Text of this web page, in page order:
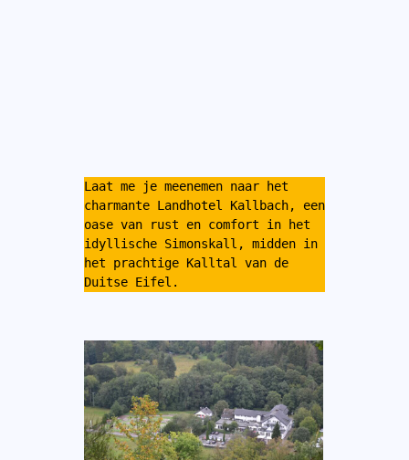
Laat me je meenemen naar het
charmante Landhotel Kallbach, een
oase van rust en comfort in het
idyllische Simonskall, midden in
het prachtige Kalltal van de
Duitse Eifel.